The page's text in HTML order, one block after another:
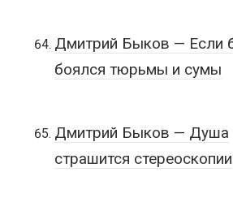
Дмитрий Быков — Если
боялся тюрьмы и сумы
Дмитрий Быков — Душа
страшится стереоскопии